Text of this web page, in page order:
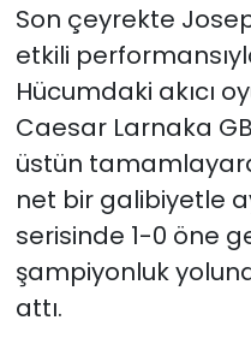
Son çeyrekte
etkili
Hücumdaki akıcı
Caesar Larnaka
üstün
net bir galibiyetle
serisinde 1-0 öne
şampiyonluk
attı.